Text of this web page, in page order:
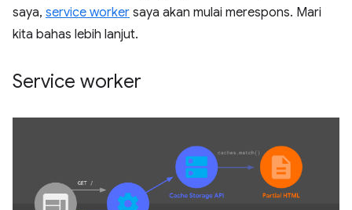
saya, service worker saya akan mulai merespons. Mari
kita bahas lebih lanjut.
Service worker